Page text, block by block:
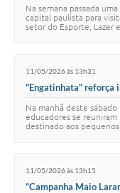
Na semana passada
capital paulista para
setor do Esporte, Lazer
11/05/2026 às 13h31
"Engatinhata" reforça
Na manhã deste
educadores se
destinado aos
11/05/2026 às 13h15
“Campanha Maio